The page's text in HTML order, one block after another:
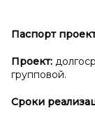
Паспорт
Проект:
групповой.
Сроки